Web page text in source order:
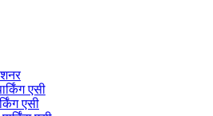
एसी
एसी